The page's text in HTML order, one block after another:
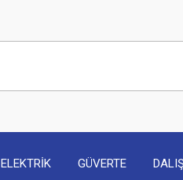
ELEKTRİK GÜVERTE